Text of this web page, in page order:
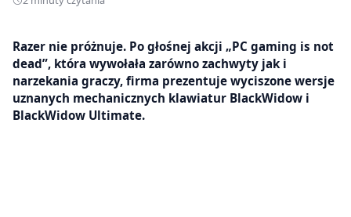
Razer nie próżnuje. Po głośnej akcji „PC gaming is not
dead”, która wywołała zarówno zachwyty jak i
narzekania graczy, firma prezentuje wyciszone wersje
uznanych mechanicznych klawiatur BlackWidow i
BlackWidow Ultimate.